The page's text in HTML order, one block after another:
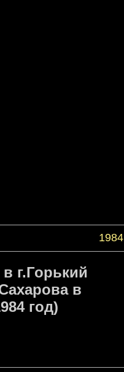
1984
г.Горький
в
год)